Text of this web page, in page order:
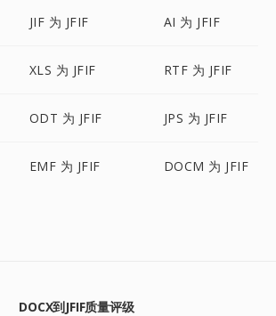
JIF 为 JFIF AI 为 JFIF
XLS 为 JFIF RTF 为 JFIF
ODT 为 JFIF JPS 为 JFIF
EMF 为 JFIF DOCM 为 JFIF
DOCX到JFIF质量评级